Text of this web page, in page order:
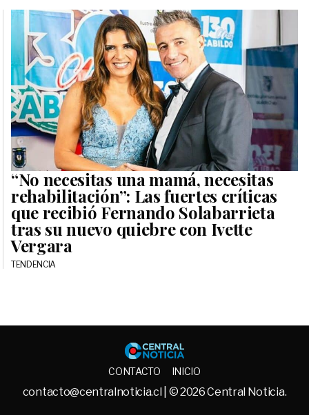
“No necesitas una mamá, necesitas
rehabilitación”: Las fuertes críticas
que recibió Fernando Solabarrieta
tras su nuevo quiebre con Ivette
Vergara
TENDENCIA
Central
CONTACTO INICIO
contacto@centralnoticia.cl | © 2026 Central Noticia.